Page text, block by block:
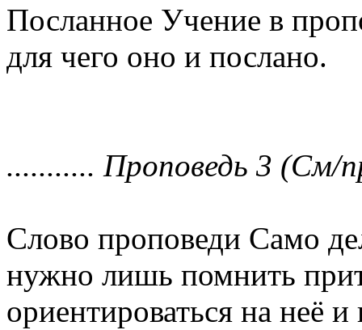
Посланное Учение в
для чего оно и послано.
........... Проповедь 3 (См/
Слово проповеди Само
нужно лишь помнить
ориентироваться на неё